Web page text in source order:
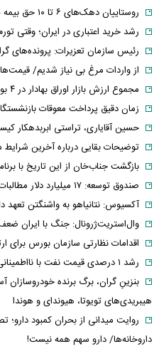
روستاییان دهک‌های ۶ تا ۱۰ حق بیمه می‌پردازند
رشد خرید اعتباری در ایران؛ وقتی
رئیس سازمان تعزیرات: پرونده‌های
از واردات مرغ بی نیاز شدیم/
مجموع ارزش بازار اوراق بهادار در ۴ بورس ایران از ۲۰ هزار همت فراتر رفت
زمان دقیق پرداخت معوقات
حسین آقایاری، تراستی ابربدهکار
توضیحات بقایی درباره آخرین شرایط
بازگشت جناب‌خان از این تاریخ با
صندوق توسعه: ۱۷ میلیارد دلار مطالبات ارزی نفتی/ پیگیری مسدودی حساب
آکسیوس: نتانیاهو به واشنگتن تعهد
وال‌استریت‌ژرونال: جنگ با ایران
اقدامات نظارتی سازمان بورس برای
رشد ۱ درصدی قیمت نفت با نااطمینانی از حصول توافق ایران و آمریکا
بنزینِ گران، برگ برنده
هیبریدی‌های تویوتا، هیوندای و هوندا
روایت میدانی از بحران کمبود دارو؛
داروخانه‌ها/ دارو سهم همه نیست!